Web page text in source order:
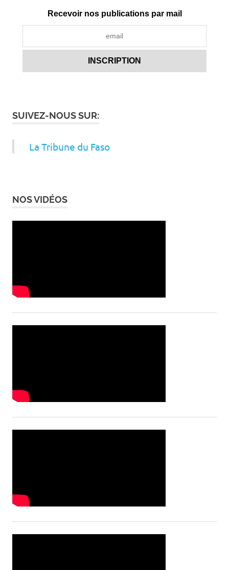
Recevoir nos publications par mail
SUIVEZ-NOUS SUR:
La Tribune du Faso
NOS VIDÉOS